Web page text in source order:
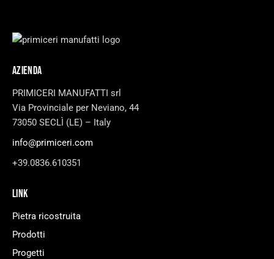
AZIENDA
PRIMICERI MANUFATTI srl
Via Provinciale per Neviano, 44
73050 SECLÌ (LE) – Italy
info@primiceri.com
+39.0836.610351
LINK
Pietra ricostruita
Prodotti
Progetti